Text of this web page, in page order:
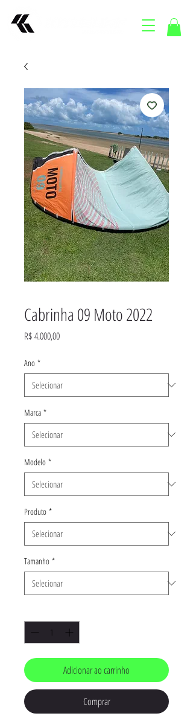
Cabrinha 09 Moto 2022
R$ 4.000,00Preço
Ano *
Marca *
Modelo *
Produto *
Tamanho *
Adicionar ao carrinho
Comprar